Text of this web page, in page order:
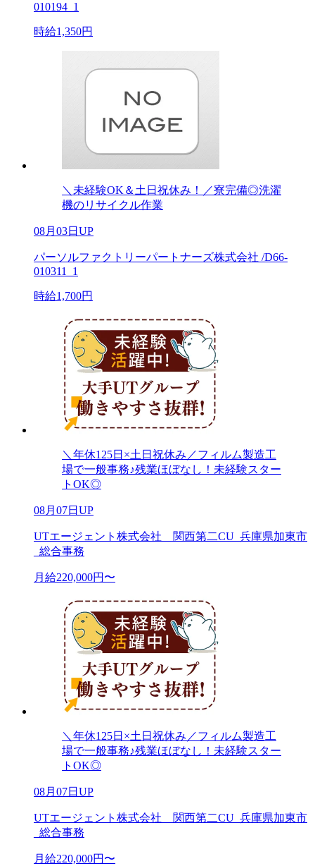
010194_1
時給1,350円
＼未経験OK＆土日祝休み！／寮完備◎洗濯
機のリサイクル作業
08月03日UP
パーソルファクトリーパートナーズ株式会社 /D66-
010311_1
時給1,700円
＼年休125日×土日祝休み／フィルム製造工
場で一般事務♪残業ほぼなし！未経験スター
トOK◎
08月07日UP
UTエージェント株式会社 関西第二CU_兵庫県加東市
_総合事務
月給220,000円〜
＼年休125日×土日祝休み／フィルム製造工
場で一般事務♪残業ほぼなし！未経験スター
トOK◎
08月07日UP
UTエージェント株式会社 関西第二CU_兵庫県加東市
_総合事務
月給220,000円〜